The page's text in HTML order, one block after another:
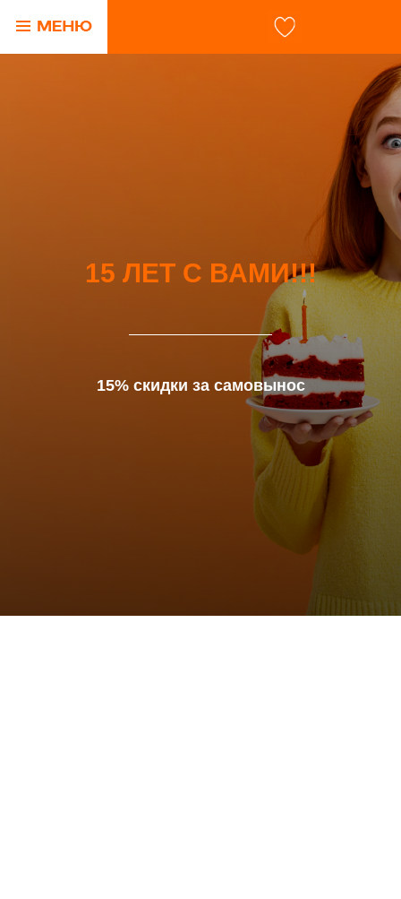
15 ЛЕТ С ВАМИ!!!
15% скидки за самовынос